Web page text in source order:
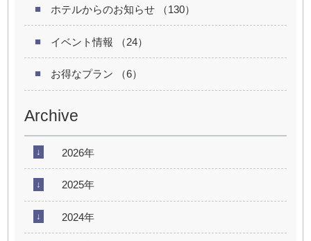
ホテルからのお知らせ （130）
イベント情報 （24）
お得なプラン （6）
Archive
2026年
2025年
2024年